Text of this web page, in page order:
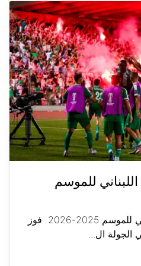
للموسم
الأنصار بطلًا للدوري اللبناني للموسم 2025-2026 فوز